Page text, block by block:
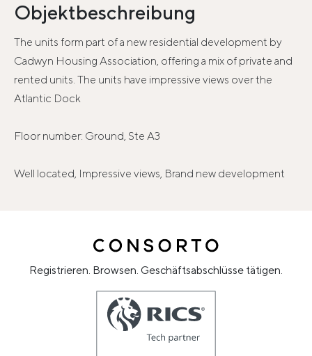
Objektbeschreibung
The units form part of a new residential development by
Cadwyn Housing Association, offering a mix of private and
rented units. The units have impressive views over the
Atlantic Dock
Floor number: Ground, Ste A3
Well located, Impressive views, Brand new development
Registrieren. Browsen. Geschäftsabschlüsse tätigen.